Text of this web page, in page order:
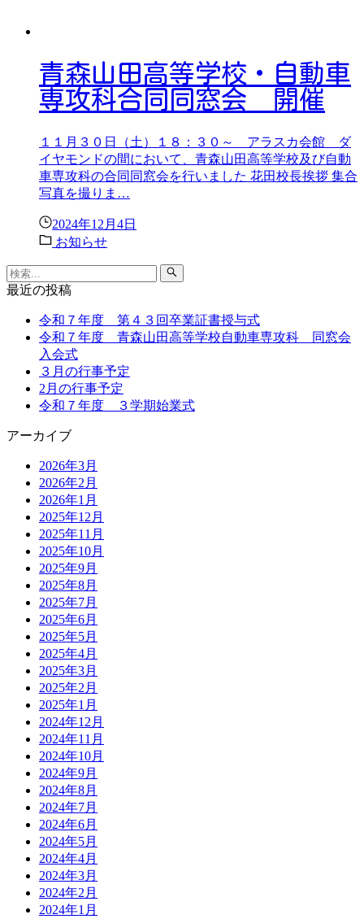
青森山田高等学校・自動車
専攻科合同同窓会 開催
１１月３０日（土）１８：３０～ アラスカ会館 ダ
イヤモンドの間において、青森山田高等学校及び自動
車専攻科の合同同窓会を行いました 花田校長挨拶 集合
写真を撮りま…
2024年12月4日
お知らせ
最近の投稿
令和７年度 第４３回卒業証書授与式
令和７年度 青森山田高等学校自動車専攻科 同窓会
入会式
３月の行事予定
2月の行事予定
令和７年度 ３学期始業式
アーカイブ
2026年3月
2026年2月
2026年1月
2025年12月
2025年11月
2025年10月
2025年9月
2025年8月
2025年7月
2025年6月
2025年5月
2025年4月
2025年3月
2025年2月
2025年1月
2024年12月
2024年11月
2024年10月
2024年9月
2024年8月
2024年7月
2024年6月
2024年5月
2024年4月
2024年3月
2024年2月
2024年1月